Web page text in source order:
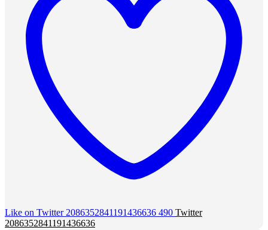
Like on Twitter 2086352841191436636 490 Twitter
2086352841191436636